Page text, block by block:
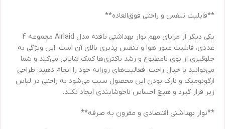
**قابلیت تنفس و راحتی فوق‌العاده**
یکی دیگر از مزایای مهم نوار بهداشتی تافته مدل Airlaid مجموعه 4
عددی، قابلیت عبور هوا و تنفس پذیری بالای آن است. این ویژگی به
جلوگیری از بوی نامطبوع و رشد باکتری‌ها کمک شایانی می‌کند و شما
می‌توانید با خیال راحت، فعالیت‌های روزانه خود را انجام دهید. طراحی
ارگونومیک و نازک بودن این محصول سبب می‌شود به راحتی در لباس
زیر قرار گیرد و هیچ احساس ناخوشایندی ایجاد نکند.
**نوار بهداشتی اقتصادی و مقرون به صرفه**